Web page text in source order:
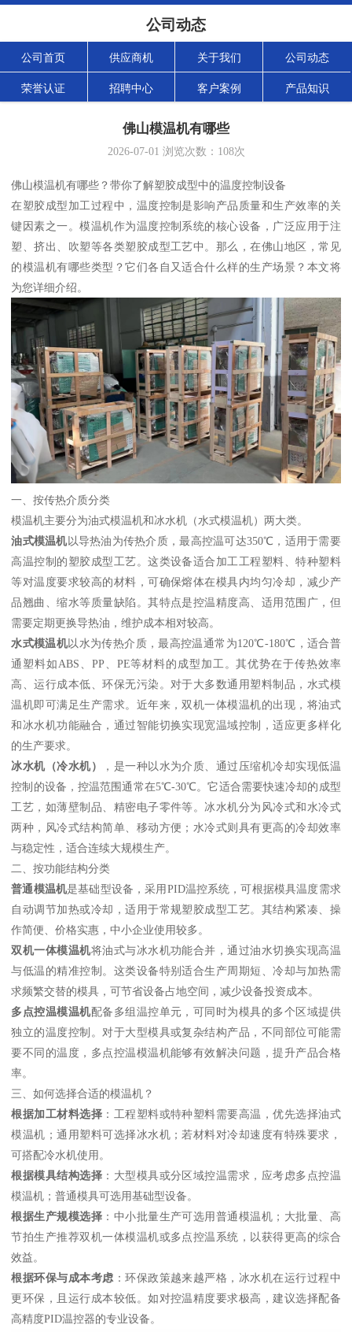
公司动态
公司首页 供应商机 关于我们 公司动态
荣誉认证 招聘中心 客户案例 产品知识
佛山模温机有哪些
2026-07-01 浏览次数： 108次
佛山模温机有哪些？带你了解塑胶成型中的温度控制设备
在塑胶成型加工过程中，温度控制是影响产品质量和生产效率的关
键因素之一。模温机作为温度控制系统的核心设备，广泛应用于注
塑、挤出、吹塑等各类塑胶成型工艺中。那么，在佛山地区，常见
的模温机有哪些类型？它们各自又适合什么样的生产场景？本文将
为您详细介绍。
一、按传热介质分类
模温机主要分为油式模温机和冰水机（水式模温机）两大类。
油式模温机以导热油为传热介质，最高控温可达350℃，适用于需要
高温控制的塑胶成型工艺。这类设备适合加工工程塑料、特种塑料
等对温度要求较高的材料，可确保熔体在模具内均匀冷却，减少产
品翘曲、缩水等质量缺陷。其特点是控温精度高、适用范围广，但
需要定期更换导热油，维护成本相对较高。
水式模温机以水为传热介质，最高控温通常为120℃-180℃，适合普
通塑料如ABS、PP、PE等材料的成型加工。其优势在于传热效率
高、运行成本低、环保无污染。对于大多数通用塑料制品，水式模
温机即可满足生产需求。近年来，双机一体模温机的出现，将油式
和冰水机功能融合，通过智能切换实现宽温域控制，适应更多样化
的生产要求。
冰水机（冷水机）
，是一种以水为介质、通过压缩机冷却实现低温
控制的设备，控温范围通常在5℃-30℃。它适合需要快速冷却的成型
工艺，如薄壁制品、精密电子零件等。冰水机分为风冷式和水冷式
两种，风冷式结构简单、移动方便；水冷式则具有更高的冷却效率
与稳定性，适合连续大规模生产。
二、按功能结构分类
普通模温机是基础型设备，采用PID温控系统，可根据模具温度需求
自动调节加热或冷却，适用于常规塑胶成型工艺。其结构紧凑、操
作简便、价格实惠，中小企业使用较多。
双机一体模温机将油式与冰水机功能合并，通过油水切换实现高温
与低温的精准控制。这类设备特别适合生产周期短、冷却与加热需
求频繁交替的模具，可节省设备占地空间，减少设备投资成本。
多点控温模温机配备多组温控单元，可同时为模具的多个区域提供
独立的温度控制。对于大型模具或复杂结构产品，不同部位可能需
要不同的温度，多点控温模温机能够有效解决问题，提升产品合格
率。
三、如何选择合适的模温机？
根据加工材料选择 ：工程塑料或特种塑料需要高温，优先选择油式
模温机；通用塑料可选择冰水机；若材料对冷却速度有特殊要求，
可搭配冷水机使用。
根据模具结构选择 ：大型模具或分区域控温需求，应考虑多点控温
模温机；普通模具可选用基础型设备。
根据生产规模选择 ：中小批量生产可选用普通模温机；大批量、高
节拍生产推荐双机一体模温机或多点控温系统，以获得更高的综合
效益。
根据环保与成本考虑 ：环保政策越来越严格，冰水机在运行过程中
更环保，且运行成本较低。如对控温精度要求极高，建议选择配备
高精度PID温控器的专业设备。